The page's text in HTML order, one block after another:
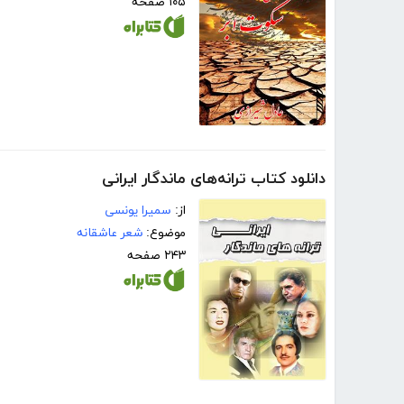
دانلود کتاب ترانه‌های ماندگار ایرانی
از: سمیرا یونسی
موضوع: شعر عاشقانه
۲۴۳ صفحه